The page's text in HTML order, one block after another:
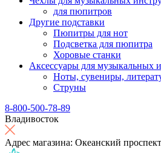
для пюпитров
Другие подставки
Пюпитры для нот
Подсветка для пюпитра
Хоровые станки
Аксессуары для музыкальных
Ноты, сувениры,
Струны
8-800-500-78-89
Владивосток
Адрес магазина: Океанский